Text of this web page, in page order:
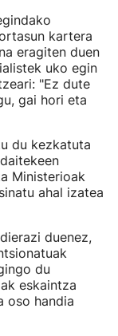
kartera
eragiten duen
uko egin
"Ez dute
gai hori eta
du kezkatuta
Ministerioak
ahal izatea
duenez,
du
eskaintza
oso handia